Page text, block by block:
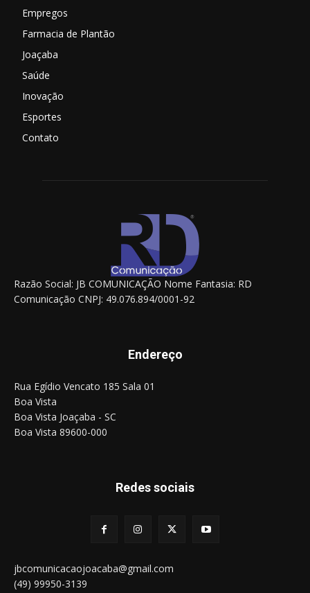
Empregos
Farmacia de Plantão
Joaçaba
Saúde
Inovação
Esportes
Contato
Razão Social: JB COMUNICAÇÃO Nome Fantasia: RD
Comunicação CNPJ: 49.076.894/0001-92
Endereço
Rua Egídio Vencato 185 Sala 01
Boa Vista
Boa Vista Joaçaba - SC
Boa Vista 89600-000
Redes sociais
jbcomunicacaojoacaba@gmail.com
(49) 99950-3139